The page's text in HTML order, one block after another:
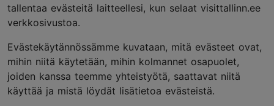
tallentaa evästeitä laitteellesi, kun selaat visittallinn.ee
verkkosivustoa.
Evästekäytännössämme kuvataan, mitä evästeet ovat,
mihin niitä käytetään, mihin kolmannet osapuolet,
joiden kanssa teemme yhteistyötä, saattavat niitä
käyttää ja mistä löydät lisätietoa evästeistä.